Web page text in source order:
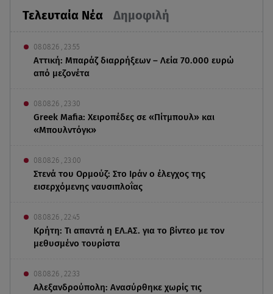
Τελευταία Νέα Δημοφιλή
08.08.26 , 23:55
Αττική: Μπαράζ διαρρήξεων – Λεία 70.000 ευρώ
από μεζονέτα
08.08.26 , 23:30
Greek Mafia: Χειροπέδες σε «Πίτμπουλ» και
«Μπουλντόγκ»
08.08.26 , 23:00
Στενά του Ορμούζ: Στο Ιράν ο έλεγχος της
εισερχόμενης ναυσιπλοΐας
08.08.26 , 22:45
Κρήτη: Τι απαντά η ΕΛ.ΑΣ. για το βίντεο με τον
μεθυσμένο τουρίστα
08.08.26 , 22:33
Αλεξανδρούπολη: Ανασύρθηκε χωρίς τις